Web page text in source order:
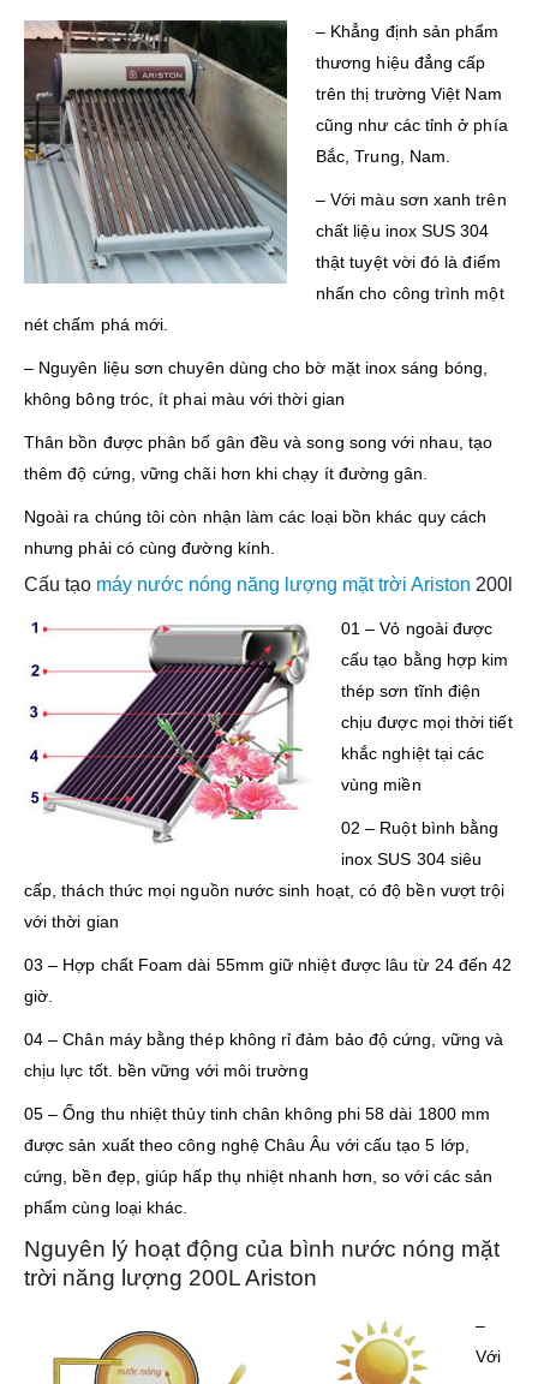
– Khẳng định sản phẩm
thương hiệu đẳng cấp
trên thị trường Việt Nam
cũng như các tỉnh ở phía
Bắc, Trung, Nam.
– Với màu sơn xanh trên
chất liệu inox SUS 304
thật tuyệt vời đó là điểm
nhấn cho công trình một
nét chấm phá mới.
– Nguyên liệu sơn chuyên dùng cho bờ mặt inox sáng bóng,
không bông tróc, ít phai màu với thời gian
Thân bồn được phân bố gân đều và song song với nhau, tạo
thêm độ cứng, vững chãi hơn khi chạy ít đường gân.
Ngoài ra chúng tôi còn nhận làm các loại bồn khác quy cách
nhưng phải có cùng đường kính.
Cấu tạo máy nước nóng năng lượng mặt trời Ariston 200l
01 – Vỏ ngoài được
cấu tạo bằng hợp kim
thép sơn tĩnh điện
chịu được mọi thời tiết
khắc nghiệt tại các
vùng miền
02 – Ruột bình bằng
inox SUS 304 siêu
cấp, thách thức mọi nguồn nước sinh hoạt, có độ bền vượt trội
với thời gian
03 – Hợp chất Foam dài 55mm giữ nhiệt được lâu từ 24 đến 42
giờ.
04 – Chân máy bằng thép không rỉ đảm bảo độ cứng, vững và
chịu lực tốt. bền vững với môi trường
05 – Ống thu nhiệt thủy tinh chân không phi 58 dài 1800 mm
được sản xuất theo công nghệ Châu Âu với cấu tạo 5 lớp,
cứng, bền đẹp, giúp hấp thụ nhiệt nhanh hơn, so với các sản
phẩm cùng loại khác.
Nguyên lý hoạt động của bình nước nóng mặt
trời năng lượng 200L Ariston
–
Với